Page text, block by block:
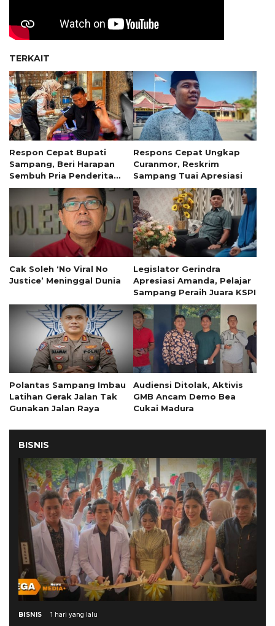
TERKAIT
Respon Cepat Bupati
Sampang, Beri Harapan
Sembuh Pria Penderita
Tumor 13 Tahun
Respons Cepat Ungkap
Curanmor, Reskrim
Sampang Tuai Apresiasi
Cak Soleh ‘No Viral No
Justice’ Meninggal Dunia
Legislator Gerindra
Apresiasi Amanda, Pelajar
Sampang Peraih Juara KSPI
Polantas Sampang Imbau
Latihan Gerak Jalan Tak
Gunakan Jalan Raya
Audiensi Ditolak, Aktivis
GMB Ancam Demo Bea
Cukai Madura
BISNIS
BISNIS 1 hari yang lalu